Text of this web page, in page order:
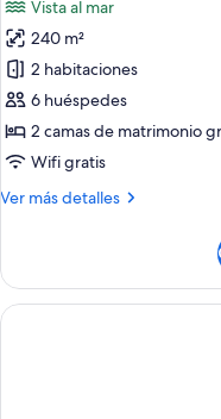
fotos
de
Dúplex,
2
habitaciones,
habitaciones
vistas
(Private
Pool)
Vista al mar
240 m²
2 habitaciones
6 huéspedes
2 camas de matrimonio
Wifi gratis
Ver más detalles
Más
2
habitaciones,
habitaciones